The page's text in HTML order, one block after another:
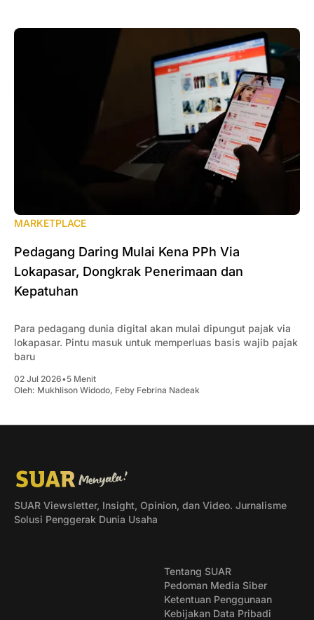
MARKETPLACE
Pedagang Daring Mulai Kena PPh Via
Lokapasar, Dongkrak Penerimaan dan
Kepatuhan
Para pedagang dunia digital akan mulai dipungut pajak via
lokapasar. Pintu masuk untuk memperluas basis wajib pajak
baru
02 Jul 2026•5 Menit
Oleh: Mukhlison Widodo, Feby Febrina Nadeak
SUAR Viewsletter, Insight, Opinion, dan Video. Jurnalisme
Solusi Penggerak Dunia Usaha
Tentang SUAR
Pedoman Media Siber
Ketentuan Penggunaan
Kebijakan Data Pribadi